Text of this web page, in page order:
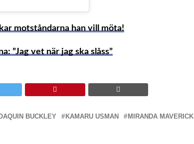
motståndarna han vill möta!
”Jag vet när jag ska slåss”
BUCKLEY KAMARU USMAN MIRANDA MAVERICK